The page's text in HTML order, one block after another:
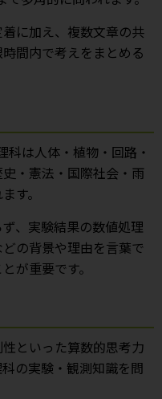
に加え、複数文章の共
間内で考えをまとめる
科は人体・植物・回路・
・憲法・国際社会・雨
す。
、実験結果の数値処理
の背景や理由を言葉で
が重要です。
といった算数的思考力
の実験・観測知識を問